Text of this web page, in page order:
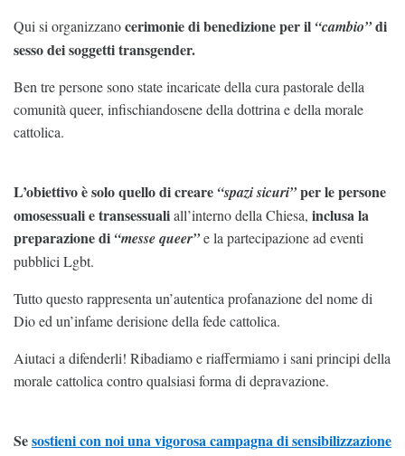
Qui si organizzanocerimonie di benedizione per il “cambio”di
sesso dei soggetti transgender.
Ben tre persone sono state incaricate della cura pastorale della
comunità queer, infischiandosene della dottrina e della morale
cattolica.
L’obiettivo è solo quello di creare “spazi sicuri”per le persone
omosessuali e transessualiall’interno della Chiesa, inclusa la
preparazione di “messe queer”e la partecipazione ad eventi
pubblici Lgbt.
Tutto questo rappresenta un’autentica profanazione del nome di
Dio ed un’infame derisione della fede cattolica.
Aiutaci a difenderli! Ribadiamo e riaffermiamo i sani principi della
morale cattolica contro qualsiasi forma di depravazione.
Sesostieni con noi una vigorosa campagna di sensibilizzazione